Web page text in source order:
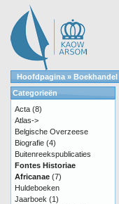
Hoofdpagina » Boekhandel
Categorieën
Acta (8)
Atlas->
Belgische Overzeese
Biografie (4)
Buitenreekspublicaties
Fontes Historiae
Africanae (7)
Huldeboeken
Jaarboek (1)